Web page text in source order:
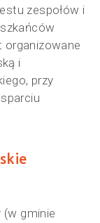
zespołów i
organizowane
i
przy
gminie